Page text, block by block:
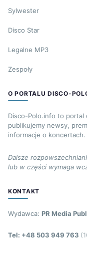
Sylwester
Disco Star
Legalne MP3
Zespoły
O PORTALU DISCO-
Disco-Polo.info to portal
publikujemy newsy,
informacje o koncertach.
Dalsze
lub w części wymaga
KONTAKT
Wydawca: PR Media
Tel: +48 503 949 763